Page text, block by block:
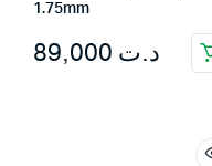
1.75mm
د.ت